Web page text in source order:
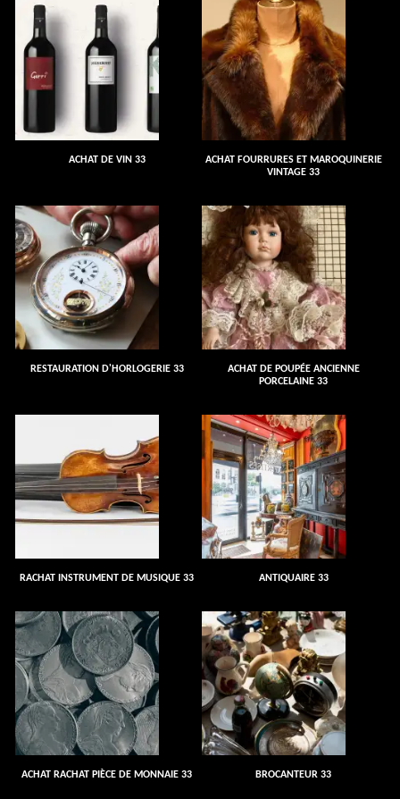
ACHAT DE VIN 33
ACHAT FOURRURES ET MAROQUINERIE
VINTAGE 33
RESTAURATION D'HORLOGERIE 33
ACHAT DE POUPÉE ANCIENNE
PORCELAINE 33
RACHAT INSTRUMENT DE MUSIQUE 33 ANTIQUAIRE 33
ACHAT RACHAT PIÈCE DE MONNAIE 33 BROCANTEUR 33